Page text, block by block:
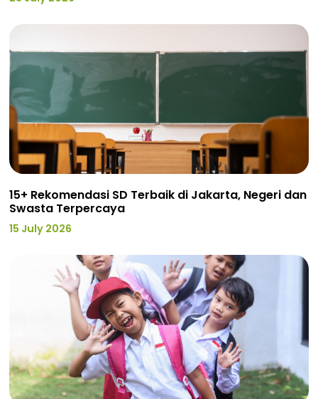
15+ Rekomendasi SD Terbaik di Jakarta, Negeri dan
Swasta Terpercaya
15 July 2026